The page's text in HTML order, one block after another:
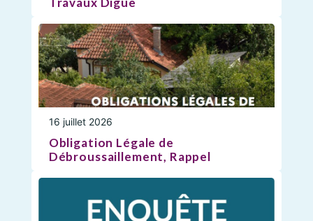
16 juillet 2026
Obligation Légale de
Débroussaillement, Rappel